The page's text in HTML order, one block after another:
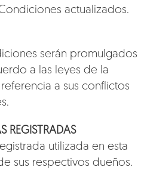
actualizados.
serán promulgados
a las leyes de la
a sus conflictos
REGISTRADAS
utilizada en esta
sus respectivos dueños.